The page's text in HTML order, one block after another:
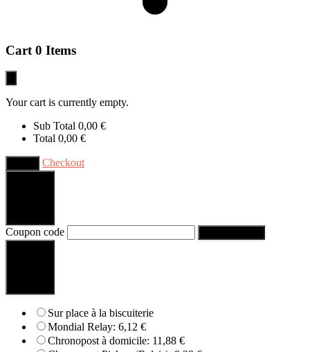
Cart 0 Items
Your cart is currently empty.
Sub Total 0,00 €
Total 0,00 €
Checkout
Coupon code
Sur place à la biscuiterie
Mondial Relay: 6,12 €
Chronopost à domicile: 11,88 €